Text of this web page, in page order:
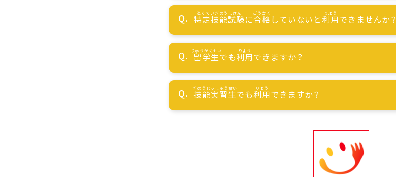
特定技能試験に合格 していないと利用できませんか？
留学生でも利用できますか？
技能実習生でも利用できますか？